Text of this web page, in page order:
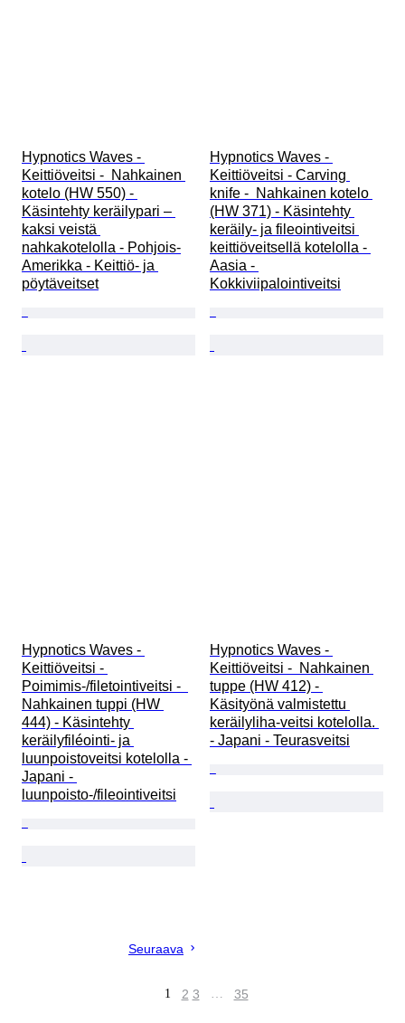
Hypnotics Waves -
Keittiöveitsi -  Nahkainen
kotelo (HW 550) -
Käsintehty keräilypari –
kaksi veistä
nahkakotelolla - Pohjois-
Amerikka - Keittiö- ja
pöytäveitset
Hypnotics Waves -
Keittiöveitsi - Carving
knife -  Nahkainen kotelo
(HW 371) - Käsintehty
keräily- ja fileointiveitsi
keittiöveitsellä kotelolla -
Aasia -
Kokkiviipalointiveitsi
Hypnotics Waves -
Keittiöveitsi -
Poimimis-/filetointiveitsi -
Nahkainen tuppi (HW
444) - Käsintehty
keräilyfiléointi- ja
luunpoistoveitsi kotelolla -
Japani -
luunpoisto-/fileointiveitsi
Hypnotics Waves -
Keittiöveitsi -  Nahkainen
tuppe (HW 412) -
Käsityönä valmistettu
keräilyliha-veitsi kotelolla.
- Japani - Teurasveitsi
Seuraava
1 2 3 … 35